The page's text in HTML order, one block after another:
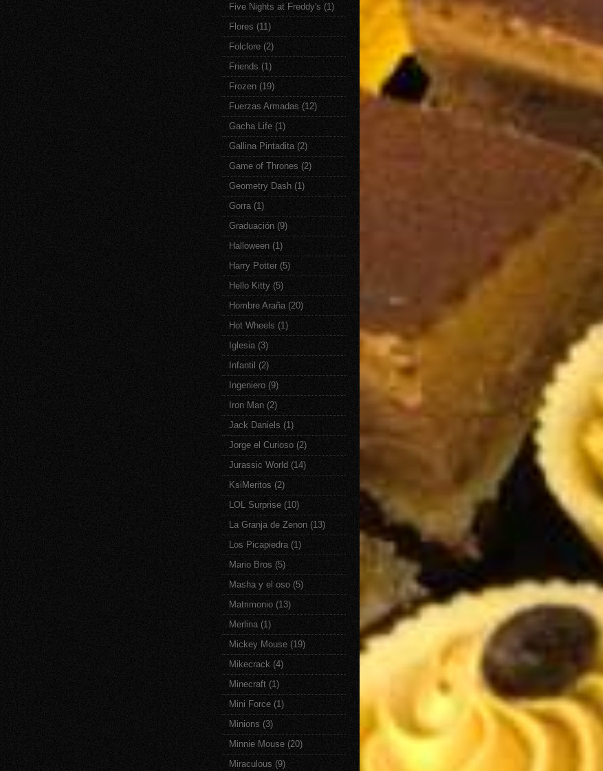
Five Nights at Freddy's (1)
Flores (11)
Folclore (2)
Friends (1)
Frozen (19)
Fuerzas Armadas (12)
Gacha Life (1)
Gallina Pintadita (2)
Game of Thrones (2)
Geometry Dash (1)
Gorra (1)
Graduación (9)
Halloween (1)
Harry Potter (5)
Hello Kitty (5)
Hombre Araña (20)
Hot Wheels (1)
Iglesia (3)
Infantil (2)
Ingeniero (9)
Iron Man (2)
Jack Daniels (1)
Jorge el Curioso (2)
Jurassic World (14)
KsiMeritos (2)
LOL Surprise (10)
La Granja de Zenon (13)
Los Picapiedra (1)
Mario Bros (5)
Masha y el oso (5)
Matrimonio (13)
Merlina (1)
Mickey Mouse (19)
Mikecrack (4)
Minecraft (1)
Mini Force (1)
Minions (3)
Minnie Mouse (20)
Miraculous (9)